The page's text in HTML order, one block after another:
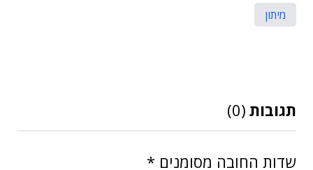
מיתון
תגובות (0)
שדות החובה מסומנים *